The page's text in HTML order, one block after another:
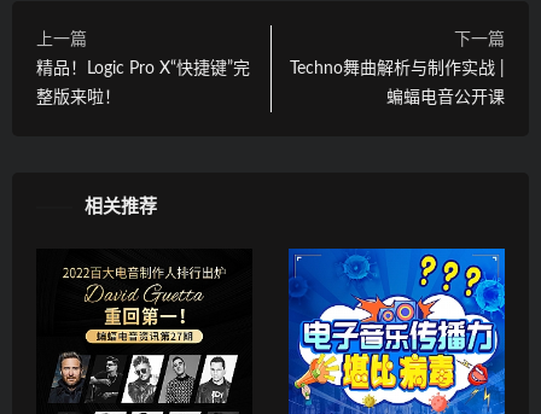
上一篇
精品！Logic Pro X“快捷键”完
整版来啦！
下一篇
Techno舞曲解析与制作实战 |
蝙蝠电音公开课
相关推荐